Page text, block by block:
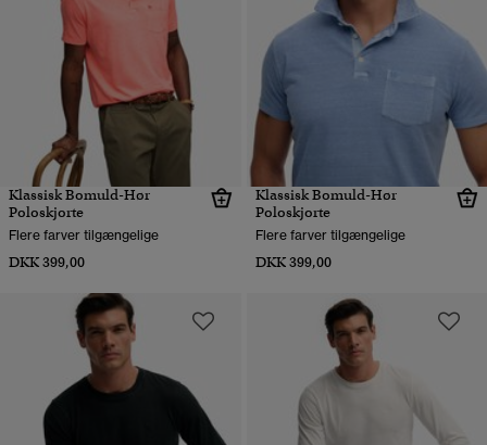
Klassisk Bomuld-Hør
Poloskjorte
Flere farver tilgængelige
DKK 399,00
Klassisk Bomuld-Hør
Poloskjorte
Flere farver tilgængelige
DKK 399,00